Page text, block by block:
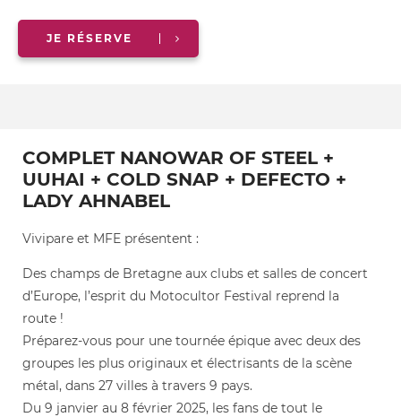
JE RÉSERVE
COMPLET NANOWAR OF STEEL +
UUHAI + COLD SNAP + DEFECTO +
LADY AHNABEL
Vivipare et MFE présentent :
Des champs de Bretagne aux clubs et salles de concert
d’Europe, l’esprit du Motocultor Festival reprend la
route !
Préparez-vous pour une tournée épique avec deux des
groupes les plus originaux et électrisants de la scène
métal, dans 27 villes à travers 9 pays.
Du 9 janvier au 8 février 2025, les fans de tout le